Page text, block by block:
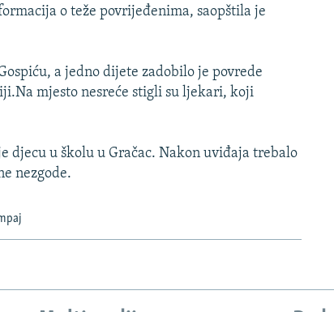
o teže povrijeđenima, saopštila je
a jedno dijete zadobilo je povrede
mjesto nesreće stigli su ljekari, koji
djecu u školu u Gračac. Nakon uviđaja trebalo
nezgode.